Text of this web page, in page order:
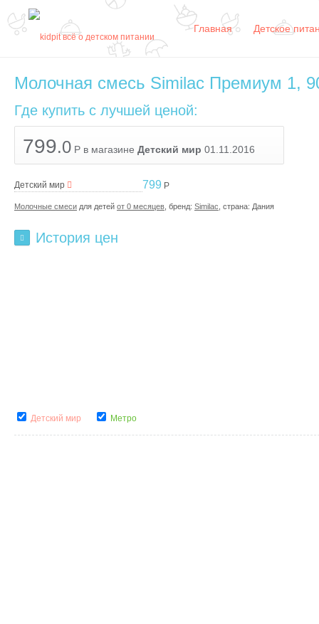
Главная Детское
Молочная смесь Similac Премиум 1,
Где купить с лучшей ценой:
799.0 Р в магазине Детский мир 01.11.2016
Детский мир 799 Р
Молочные смеси для детей от 0 месяцев , бренд: Similac , страна: Дания
История цен
Детский мир Метро